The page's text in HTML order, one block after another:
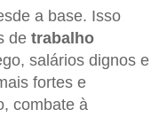
a base. Isso
de trabalho
salários dignos e
fortes e
combate à